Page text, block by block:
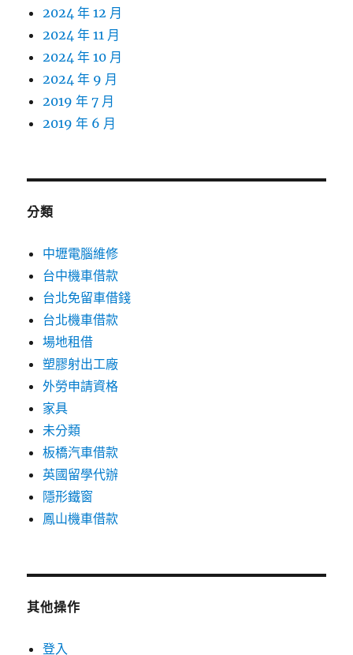
2024 年 12 月
2024 年 11 月
2024 年 10 月
2024 年 9 月
2019 年 7 月
2019 年 6 月
分類
中壢電腦維修
台中機車借款
台北免留車借錢
台北機車借款
場地租借
塑膠射出工廠
外勞申請資格
家具
未分類
板橋汽車借款
英國留學代辦
隱形鐵窗
鳳山機車借款
其他操作
登入